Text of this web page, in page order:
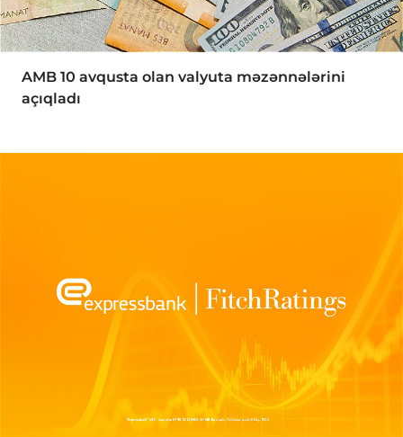
AMB 10 avqusta olan valyuta məzənnələrini
açıqladı